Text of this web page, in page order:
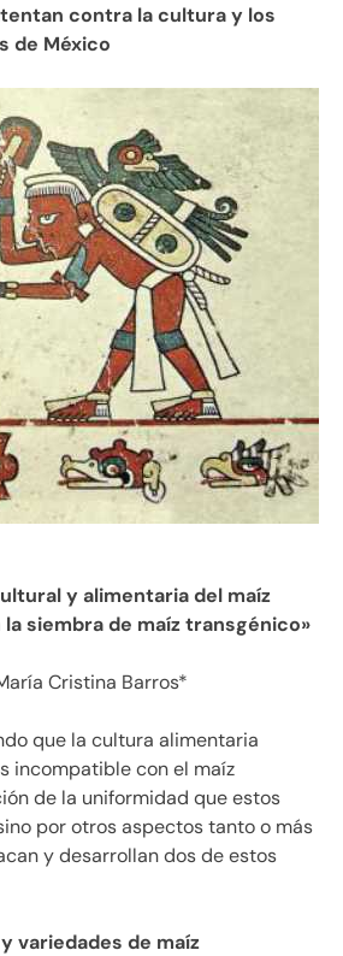
contra la cultura y los
de México
y alimentaria del maíz
siembra de maíz transgénico»
Cristina Barros*
la cultura alimentaria
incompatible con el maíz
de la uniformidad que estos
por otros aspectos tanto o más
y desarrollan dos de estos
variedades de maíz